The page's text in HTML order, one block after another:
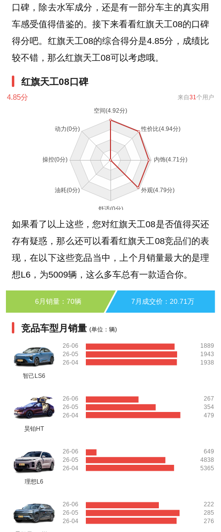
口碑，除去水军成分，还是有一部分车主的真实用
车感受值得借鉴的。接下来看看红旗天工08的口碑
得分吧。红旗天工08的综合得分是4.85分，成绩比
较不错，那么红旗天工08可以考虑哦。
红旗天工08口碑
4.85分 来自31个用户
如果看了以上这些，您对红旗天工08是否值得买还
存有疑惑，那么还可以看看红旗天工08竞品们的表
现，在以下这些竞品当中，上个月销量最大的是理
想L6，为5009辆，这么多车总有一款适合你。
6月销量：70辆 7月成交价：20.71万
竞品车型月销量 (单位：辆)
智己LS6
26-06
26-05
26-04
1889
1943
1938
昊铂HT
26-06
26-05
26-04
267
354
479
理想L6
26-06
26-05
26-04
649
4838
5365
26-06
26-05
26-04
222
285
276